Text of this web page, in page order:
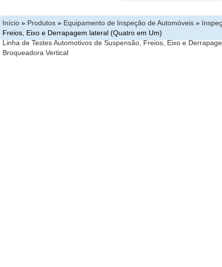
Início » Produtos » Equipamento de Inspeção de Automóveis »
Freios, Eixo e Derrapagem lateral (Quatro em Um)
Linha de Testes Automotivos de Suspensão, Freios, Eixo e
Broqueadora Vertical